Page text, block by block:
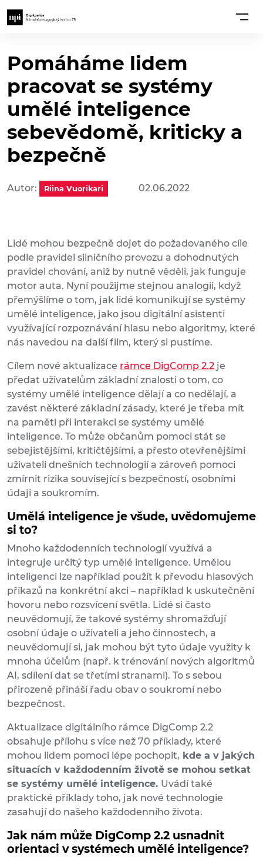
Pomáháme lidem
pracovat se systémy
umělé inteligence
sebevědomě, kriticky a
bezpečně
Autor: Riina Vuorikari 02.06.2022
Lidé mohou bezpečně dojet do požadovaného cíle
podle pravidel silničního provozu a dohodnutých
pravidel chování, aniž by nutně věděli, jak funguje
motor auta. Nyní použijme stejnou analogii, když
přemýšlíme o tom, jak lidé komunikují se systémy
umělé inteligence, jako jsou digitální asistenti
využívající rozpoznávání hlasu nebo algoritmy, které
nás navedou na další film, který si pustíme.
Cílem nové aktualizace rámce DigComp 2.2 je
předat uživatelům základní znalosti o tom, co
systémy umělé inteligence dělají a co nedělají, a
zavést některé základní zásady, které je třeba mít
na paměti při interakci se systémy umělé
inteligence. To může občanům pomoci stát se
sebejistějšími, kritičtějšími, a přesto otevřenějšími
uživateli dnešních technologií a zároveň pomoci
zmírnit rizika související s bezpečností, osobními
údaji a soukromím.
Umělá inteligence je všude, uvědomujeme
si to?
Mnoho každodenních technologií využívá a
integruje určitý typ umělé inteligence. Umělou
inteligenci lze například použít k převodu hlasových
příkazů na konkrétní akci – například k uskutečnění
hovoru nebo rozsvícení světla. Lidé si často
neuvědomují, že takové systémy shromažďují
osobní údaje o uživateli a jeho činnostech, a
neuvědomují si, jak mohou být tyto údaje využity k
mnoha účelům (např. k trénování nových algoritmů
AI, sdílení dat se třetími stranami). To s sebou
přirozeně přináší řadu obav o soukromí nebo
bezpečnost.
Aktualizace digitálního rámce DigComp 2.2
obsahuje přílohu s více než 70 příklady, které
mohou lidem pomoci lépe pochopit, kde a v jakých
situacích v každodenním životě se mohou setkat
se systémy umělé inteligence. Uvádí také
praktické příklady toho, jak nové technologie
zasahují do našeho každodenního života.
Jak nám může DigComp 2.2 usnadnit
orientaci v systémech umělé inteligence?